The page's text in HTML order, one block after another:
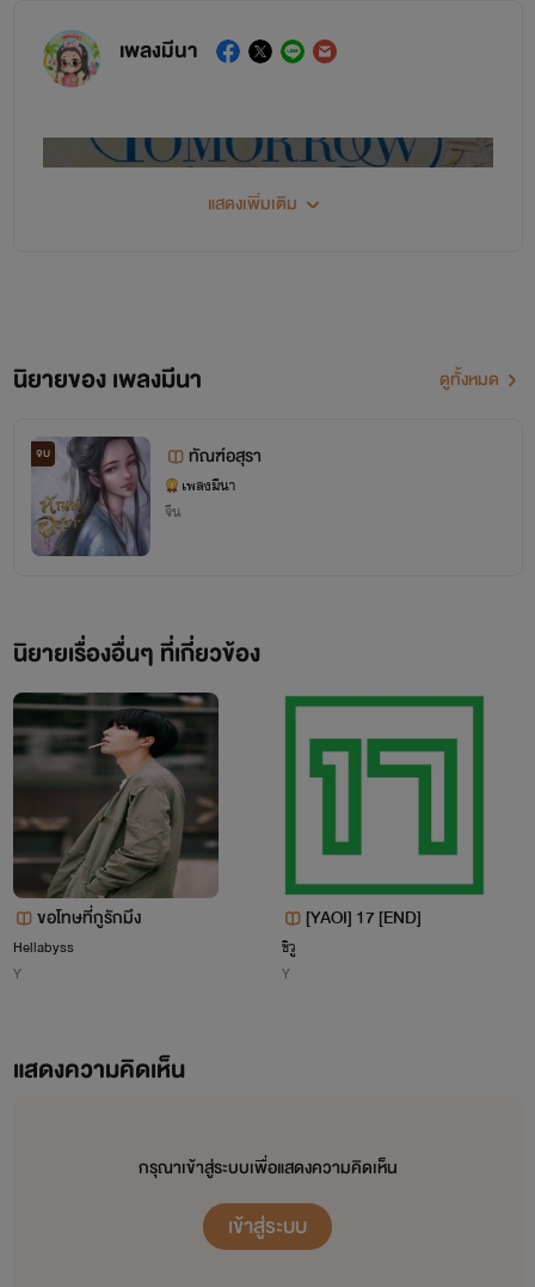
www.mebmarket.com
ตั้งแต่อายุสิบแปดปี แต่ก่อนหน้านี้เธอใช้ชีวิตในค่ายมวยเล็กๆ เธอ
เป็นเด็กที่ถูกแม่เอามาทิ้งให้ลุงทองดีช่วยเลี้ยง แล้วหายไปไม่ส่ง
ป้องกันตัวเบื้องหน้าพันดาวจะเป็นสาวห้าญไม่มีใครกล้าเข้าใกล้
แต่เธอมีคนรักที่คบหาตั้งแต่อยู่โรงเรียนสอนสตั๊นท์แมนด้วยกัน
แต่ตอนนี้เขากลายเป็นพระเอกละครสุด Hot ในวันที่ทั้งคู่เดินทาง
ไปเข้าฉากสำคัญที่ประเทศจีน พันดาวได้เห็นภาพบาดตาที่คนรัก
นอกใจ และวันนั้นเกิดอุบัติเหตุไม่คาดฝัน ระเบิดทำงานผิดพลาด
เหมยซิง เมืองที่พันดาวไม่รู้จัก ทุกอย่างประหลาดไปหมด ราวกับ
ตัวเองอยู่ในภาพยนตร์จีนกำลังภายใน พล็อตละครแนวย้อนยุค
ทะลุมิติเคยเห็นมาเยอะแล้ว แต่ทำไมหญิงสาวอย่างเธอต้องมา
ดูแลชายร่าง ‘ผัก’ อย่างเขา! รับภารกิจส่งร่างผักกลับเมืองหลวง!
บุรุษคนหนึ่งแต่งงานมีภรรยาได้หลายคนเป็นที่ยอมรับได้ แต่
สตรีนางหนึ่งจะรักใคร่ชายสองคนไม่ได้ คิดถึงเรื่องนี้นางก็อยาก
เอาหัวโขกต้นไม้ใหญ่ให้ได้สติ นางไม่ใช่หญิงมากรักสองใจนะ!
นางแค่...แค่ไม่รู้ว่าตนเองคิดอย่างไรกันแน่.
วางใจเถอะ ข้าไม่เห็นอะไรทั้งสิ้น
www.mebmarket.com
พันดาว สตั๊นท์เกิร์ลสาววัยยี่สิบหกปี เธอเข้าวงการบันเทิง
เพลงมีนา
สวัสดีนักอ่านทุกท่านค่ะ
เพิ่มช่องทางติดต่อนักเขียนค่ะ หากใครเล่น TikToK @plengmenaแอดไป
แสดงเพิ่มเติม
นิยายของ เพลงมีนา ดูทั้งหมด
จบ ทัณฑ์อสุรา
เพลงมีนา
จีน
นิยายเรื่องอื่นๆ ที่เกี่ยวข้อง
ขอโทษที่กูรักมึง
Hellabyss
Y
[YAOI] 17 [END]
ชิวู
Y
แสดงความคิดเห็น
กรุณาเข้าสู่ระบบเพื่อแสดงความคิดเห็น
เข้าสู่ระบบ